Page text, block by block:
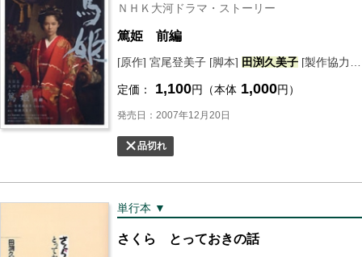
ＮＨＫ大河ドラマ・ストーリー
篤姫 前編
[原作] 宮尾登美子 [脚本] 田渕久美子 [製作協力] ＮＨＫドラマ制作班 [編] ＮＨＫ出版
定価： 1,100円（本体 1,000円）
発売日：2007年12月20日
品切れ
単行本 ▼
さくら とっておきの話